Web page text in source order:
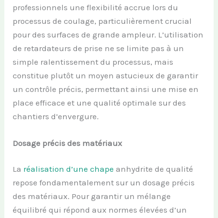
professionnels une flexibilité accrue lors du
processus de coulage, particulièrement crucial
pour des surfaces de grande ampleur. L’utilisation
de retardateurs de prise ne se limite pas à un
simple ralentissement du processus, mais
constitue plutôt un moyen astucieux de garantir
un contrôle précis, permettant ainsi une mise en
place efficace et une qualité optimale sur des
chantiers d’envergure.
Dosage précis des matériaux
La réalisation d’une chape anhydrite de qualité
repose fondamentalement sur un dosage précis
des matériaux. Pour garantir un mélange
équilibré qui répond aux normes élevées d’un